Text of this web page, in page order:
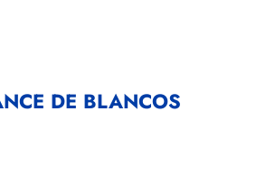
DE BLANCOS